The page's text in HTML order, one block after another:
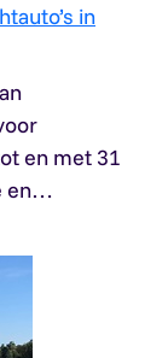
in
en met 31
en…